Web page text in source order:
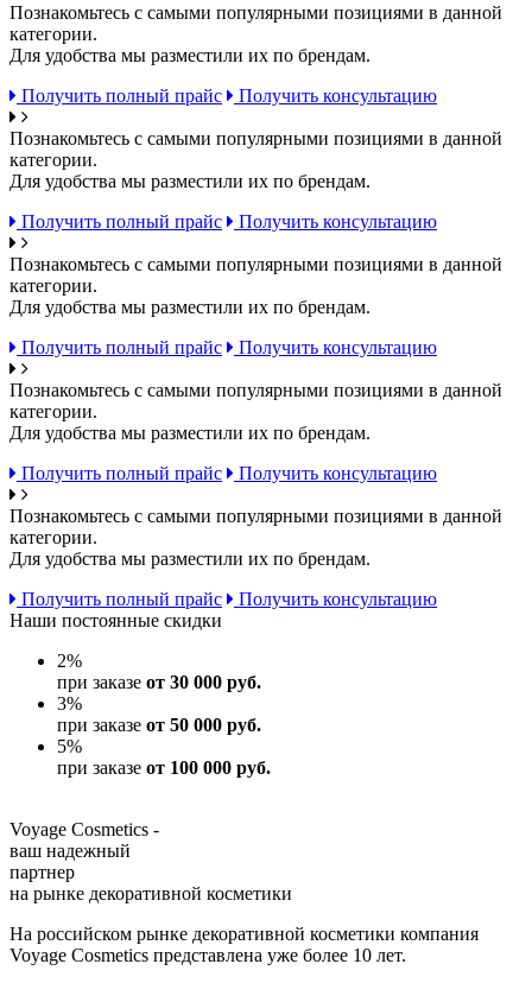
Познакомьтесь с самыми популярными позициями в данной
категории.
Для удобства мы разместили их по брендам.
Получить полный прайс
Получить консультацию
Познакомьтесь с самыми популярными позициями в данной
категории.
Для удобства мы разместили их по брендам.
Получить полный прайс
Получить консультацию
Познакомьтесь с самыми популярными позициями в данной
категории.
Для удобства мы разместили их по брендам.
Получить полный прайс
Получить консультацию
Познакомьтесь с самыми популярными позициями в данной
категории.
Для удобства мы разместили их по брендам.
Получить полный прайс
Получить консультацию
Познакомьтесь с самыми популярными позициями в данной
категории.
Для удобства мы разместили их по брендам.
Получить полный прайс
Получить консультацию
Наши постоянные скидки
2%
при заказе от 30 000 руб.
3%
при заказе от 50 000 руб.
5%
при заказе от 100 000 руб.
Voyage Cosmetics -
ваш надежный
партнер
на рынке декоративной косметики
На российском рынке декоративной косметики компания
Voyage Cosmetics представлена уже более 10 лет.